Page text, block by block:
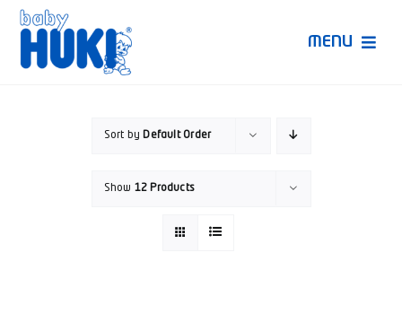
Skip
content
MENU
Sort by Default Order
Show 12 Products